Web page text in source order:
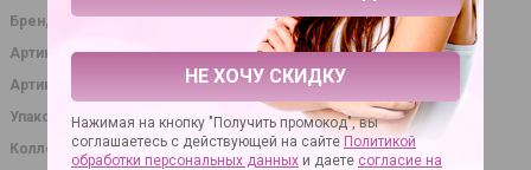
Бренд
Биоритм
Артикул
131753
Артикул производителя
LB-23149
Упаковка
картонная коробка
Коллекция
Возбуждающие средства
НЕ ХОЧУ СКИДКУ
Нажимая на кнопку "Получить промокод", вы
соглашаетесь с действующей на сайте Политикой
обработки персональных данных и даете согласие на